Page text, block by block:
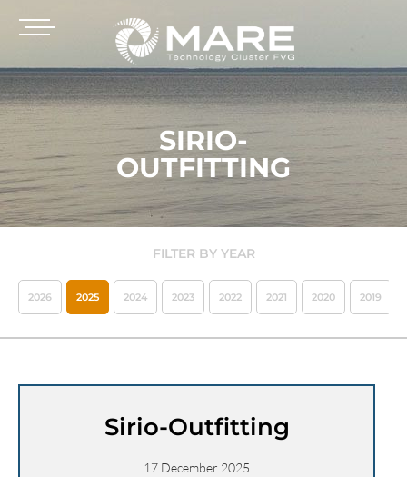
SIRIO-
OUTFITTING
FILTER BY YEAR
2026 2025 2024 2023 2022 2021 2020 2019
Sirio-Outfitting
17 December 2025